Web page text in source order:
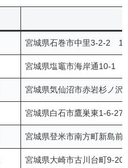
宮城県石巻市中里3-2-2
宮城県塩竈市海岸通10-1
宮城県気仙沼市赤岩杉ノ
宮城県白石市鷹巣東1-6-27
宮城県登米市南方町新島前
宮城県大崎市古川台町9-